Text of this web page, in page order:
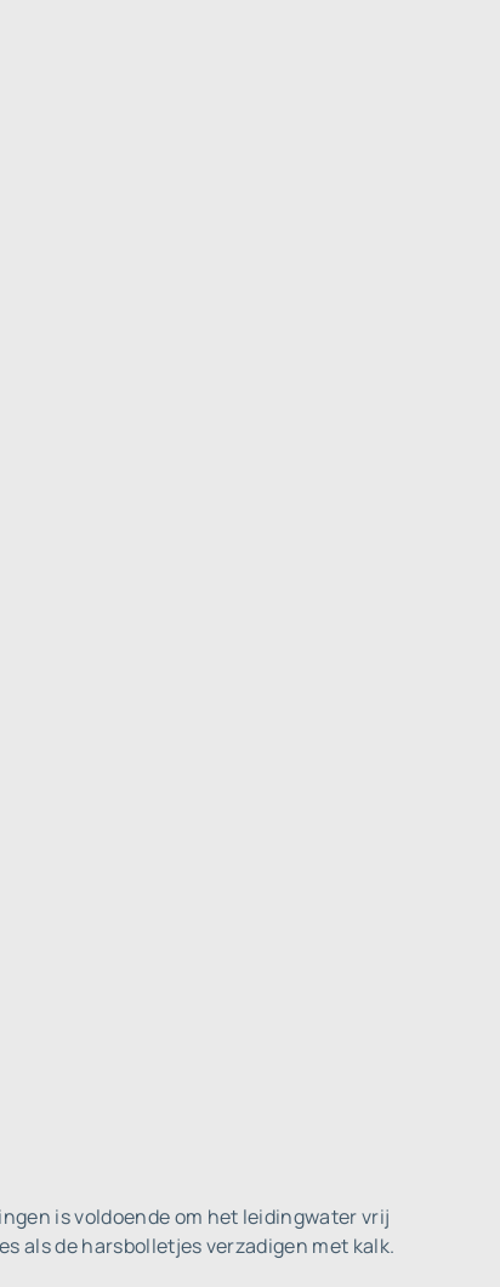
is voldoende om het leidingwater vrij
als de harsbolletjes verzadigen met kalk.